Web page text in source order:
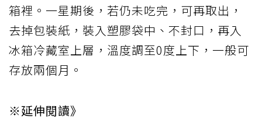
箱裡。一星期後，若仍未吃完，可再取出，
去掉包裝紙，裝入塑膠袋中、不封口，再入
冰箱冷藏室上層，溫度調至0度上下，一般可
存放兩個月。
※延伸閱讀》